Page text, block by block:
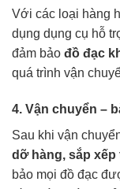
Với các loại hàng
dụng dụng cụ hỗ
đảm bảo đồ đạc
quá trình vận
4. Vận chuyển –
Sau khi vận
dỡ hàng, sắp xếp
bảo mọi đồ đạc